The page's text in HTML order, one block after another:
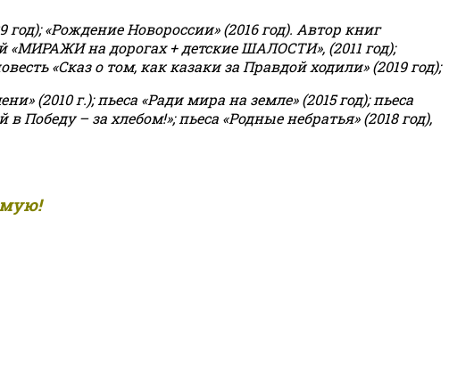
«Рождение Новороссии» (2016 год). Автор книг
«МИРАЖИ на дорогах + детские ШАЛОСТИ», (2011 год);
«Сказ о том, как казаки за Правдой ходили» (2019 год);
(2010 г.); пьеса «Ради мира на земле» (2015 год); пьеса
в Победу – за хлебом!»;пьеса «Родные небратья» (2018 год),